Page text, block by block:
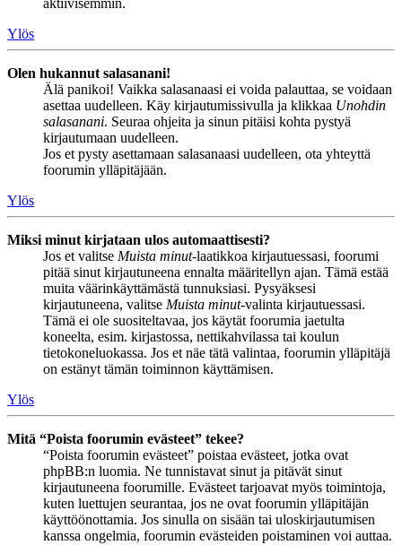
aktiivisemmin.
Ylös
Olen hukannut salasanani!
Älä panikoi! Vaikka salasanaasi ei voida palauttaa, se voidaan
asettaa uudelleen. Käy kirjautumissivulla ja klikkaa Unohdin
salasanani. Seuraa ohjeita ja sinun pitäisi kohta pystyä
kirjautumaan uudelleen.
Jos et pysty asettamaan salasanaasi uudelleen, ota yhteyttä
foorumin ylläpitäjään.
Ylös
Miksi minut kirjataan ulos automaattisesti?
Jos et valitse Muista minut-laatikkoa kirjautuessasi, foorumi
pitää sinut kirjautuneena ennalta määritellyn ajan. Tämä estää
muita väärinkäyttämästä tunnuksiasi. Pysyäksesi
kirjautuneena, valitse Muista minut-valinta kirjautuessasi.
Tämä ei ole suositeltavaa, jos käytät foorumia jaetulta
koneelta, esim. kirjastossa, nettikahvilassa tai koulun
tietokoneluokassa. Jos et näe tätä valintaa, foorumin ylläpitäjä
on estänyt tämän toiminnon käyttämisen.
Ylös
Mitä “Poista foorumin evästeet” tekee?
“Poista foorumin evästeet” poistaa evästeet, jotka ovat
phpBB:n luomia. Ne tunnistavat sinut ja pitävät sinut
kirjautuneena foorumille. Evästeet tarjoavat myös toimintoja,
kuten luettujen seurantaa, jos ne ovat foorumin ylläpitäjän
käyttöönottamia. Jos sinulla on sisään tai uloskirjautumisen
kanssa ongelmia, foorumin evästeiden poistaminen voi auttaa.